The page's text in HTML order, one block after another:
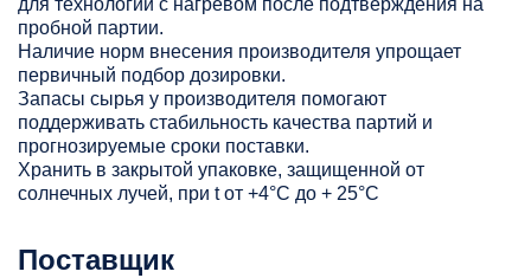
для технологий с нагревом после подтверждения на
пробной партии.
Наличие норм внесения производителя упрощает
первичный подбор дозировки.
Запасы сырья у производителя помогают
поддерживать стабильность качества партий и
прогнозируемые сроки поставки.
Хранить в закрытой упаковке, защищенной от
солнечных лучей, при t от +4°C до + 25°С
Поставщик